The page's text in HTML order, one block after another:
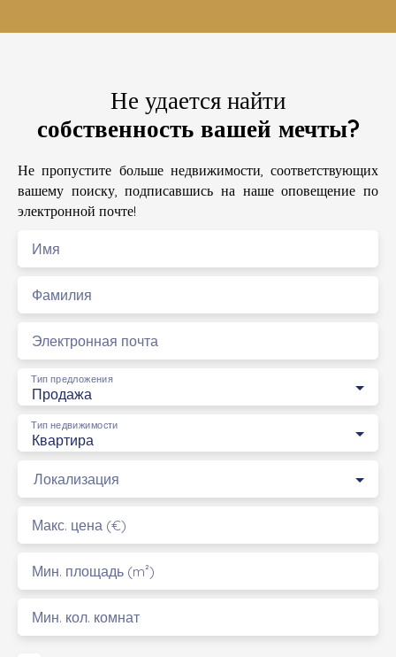
Не удается найти
собственность вашей мечты?
Не пропустите больше недвижимости, соответствующих
вашему поиску, подписавшись на наше оповещение по
электронной почте!
Имя
Фамилия
Электронная почта
Продажа
Тип предложения
Квартира
Тип недвижимости
Локализация
Макс. цена (€)
Мин. площадь (m²)
Мин. кол. комнат